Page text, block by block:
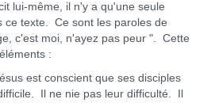
même, il n'y a qu'une seule
ce texte. Ce sont les paroles de
c'est moi, n'ayez pas peur ". Cette
:
est conscient que ses disciples
Il ne nie pas leur difficulté. Il